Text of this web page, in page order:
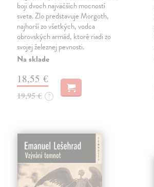
boji dvoch najväčších mocností
sveta. Zlo predstavuje Morgoth,
najhorší zo všetkých, vodca
obrovských armád, ktoré riadi zo
svojej železnej pevnosti.
Na sklade
18,55 €
19,95 € ?